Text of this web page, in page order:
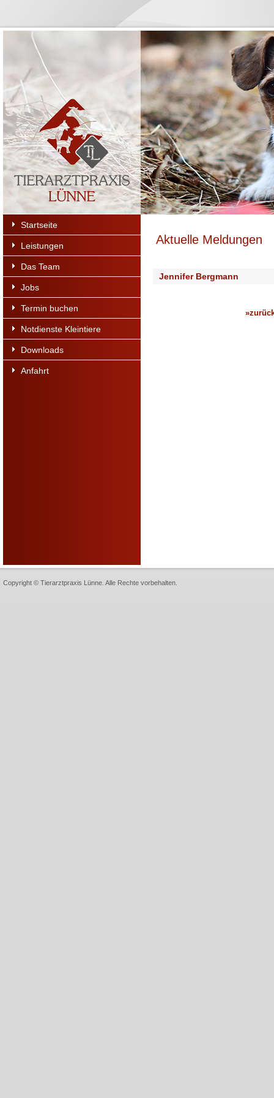
Startseite
Leistungen
Das Team
Jobs
Termin buchen
Notdienste Kleintiere
Downloads
Anfahrt
Aktuelle Meldungen
Jennifer Bergmann
Copyright © Tierarztpraxis Lünne. Alle Rechte vorbehalten.